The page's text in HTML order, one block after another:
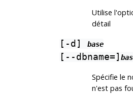
Utilise
détail
[ -d ] base
[ --dbname= ]
Spécifie le
n'est pas